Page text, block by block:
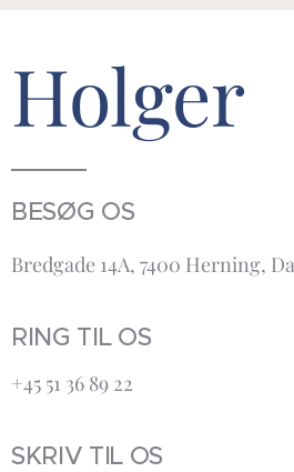
Holger
BESØG OS
Bredgade 14A, 7400 Herning,
RING TIL OS
+45 51 36 89 22
SKRIV TIL OS